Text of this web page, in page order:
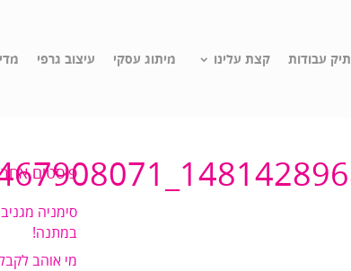
תיק עבודות קצת עלינו מיתוג עסקי עיצוב גרפי
פוסטים
סימניה
במתנה!
מי אוהב